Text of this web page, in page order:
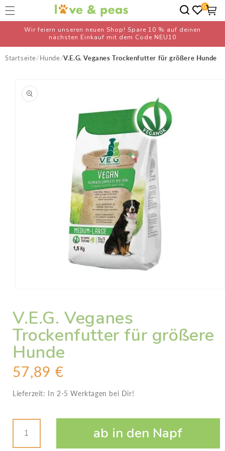
Direkt zum
Inhalt Wunschliste
0
Wir feiern unseren neuen Shop! Spare 10 % auf deinen
nächsten Einkauf mit dem Code NEU10
Startseite Hunde V.E.G. Veganes Trockenfutter für größere Hunde
Modal
öffnen
V.E.G. Veganes
Trockenfutter für größere
Hunde
N
o
r
57,89 €
Lieferzeit: In 2-5 Werktagen bei Dir!
Verringere
ab in den Napf